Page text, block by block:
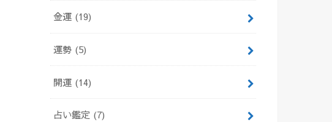
金運 (19)
運勢 (5)
開運 (14)
占い鑑定 (7)